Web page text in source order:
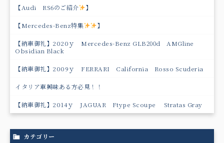
【Audi RS6のご紹介 】
【Mercedes-Benz特集 】
【納車御礼】2020ｙ Mercedes-Benz GLB200d AMGline
Obsidian Black
【納車御礼】2009ｙ FERRARI California Rosso Scuderia
イタリア車興味ある方必見！！
【納車御礼】2014ｙ JAGUAR Ftype Scoupe Stratas Gray
カテゴリー